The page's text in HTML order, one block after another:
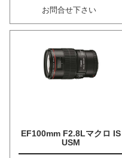
お問合せ下さい
EF100mm F2.8Lマクロ IS
USM